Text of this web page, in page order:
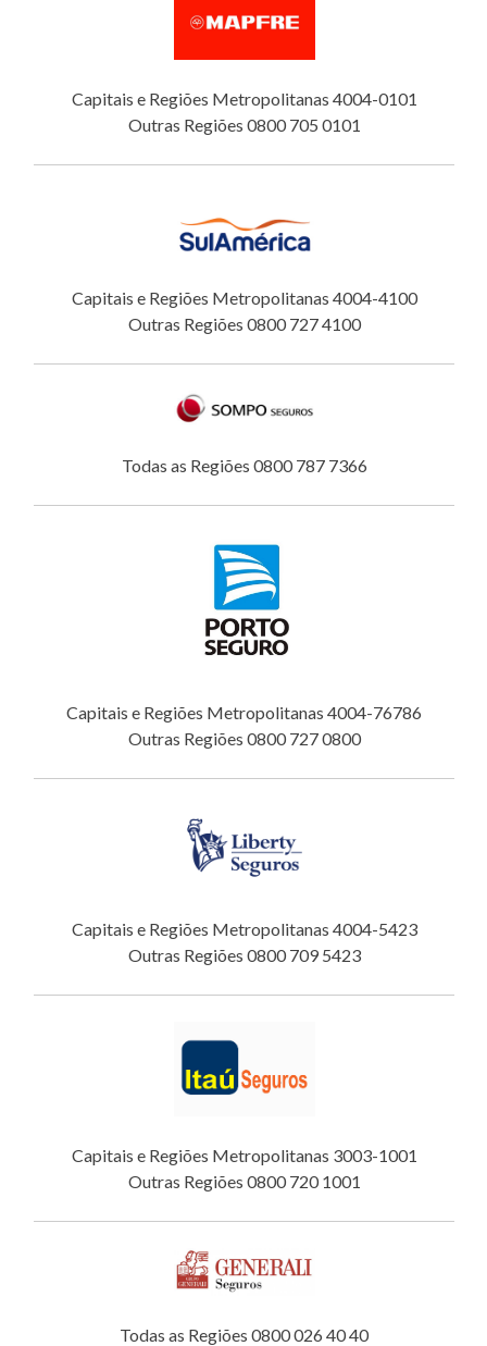
Capitais e Regiões Metropolitanas 4004-0101
Outras Regiões 0800 705 0101
Capitais e Regiões Metropolitanas 4004-4100
Outras Regiões 0800 727 4100
Todas as Regiões 0800 787 7366
Capitais e Regiões Metropolitanas 4004-76786
Outras Regiões 0800 727 0800
Capitais e Regiões Metropolitanas 4004-5423
Outras Regiões 0800 709 5423
Capitais e Regiões Metropolitanas 3003-1001
Outras Regiões 0800 720 1001
Todas as Regiões 0800 026 40 40